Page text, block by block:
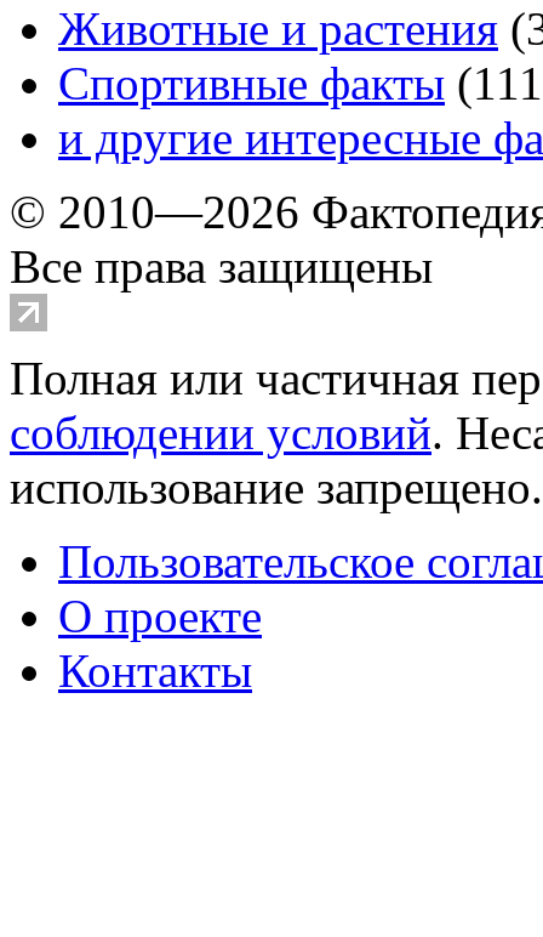
Животные и растения (
Спортивные факты (111
и другие интересные
© 2010—2026
Все права защищены
Полная или частичная
соблюдении условий.
использование
Пользовательское
О проекте
Контакты